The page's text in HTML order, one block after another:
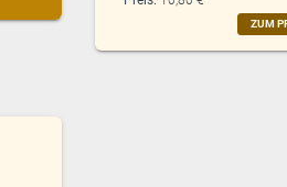
ZUM